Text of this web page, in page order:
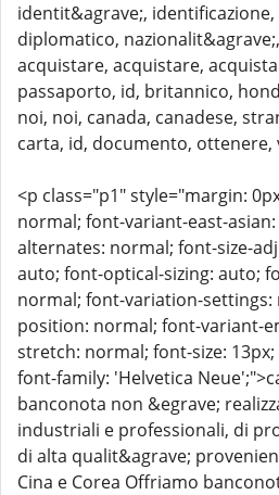
identit&agrave;,
diplomatico,
acquistare, acquistare,
passaporto, id, britannico,
noi, noi, canada, canadese,
carta, id, documento, ottenere,
<p class="p1" style="margin:
normal; font-variant-east-
alternates: normal; font-size-
auto; font-optical-sizing: auto;
normal; font-variation-
position: normal; font-variant-
stretch: normal; font-size:
font-family: 'Helvetica
banconota non &egrave;
industriali e professionali, di
di alta qualit&agrave;
Cina e Corea Offriamo